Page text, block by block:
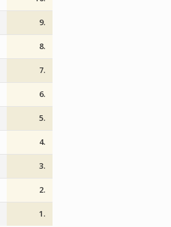
9.
8.
7.
6.
5.
4.
3.
2.
1.